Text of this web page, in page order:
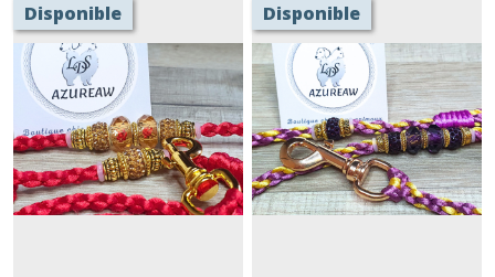
Disponible Disponible